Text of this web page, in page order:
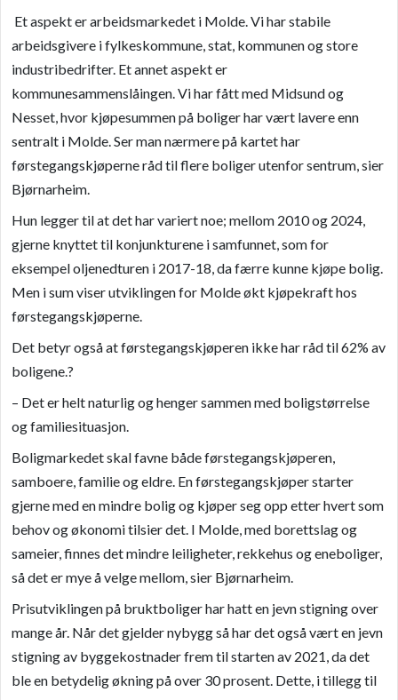
Et aspekt er arbeidsmarkedet i Molde. Vi har stabile
arbeidsgivere i fylkeskommune, stat, kommunen og store
industribedrifter. Et annet aspekt er
kommunesammenslåingen. Vi har fått med Midsund og
Nesset, hvor kjøpesummen på boliger har vært lavere enn
sentralt i Molde. Ser man nærmere på kartet har
førstegangskjøperne råd til flere boliger utenfor sentrum, sier
Bjørnarheim.
Hun legger til at det har variert noe; mellom 2010 og 2024,
gjerne knyttet til konjunkturene i samfunnet, som for
eksempel oljenedturen i 2017-18, da færre kunne kjøpe bolig.
Men i sum viser utviklingen for Molde økt kjøpekraft hos
førstegangskjøperne.
Det betyr også at førstegangskjøperen ikke har råd til 62% av
boligene.?
– Det er helt naturlig og henger sammen med boligstørrelse
og familiesituasjon.
Boligmarkedet skal favne både førstegangskjøperen,
samboere, familie og eldre. En førstegangskjøper starter
gjerne med en mindre bolig og kjøper seg opp etter hvert som
behov og økonomi tilsier det. I Molde, med borettslag og
sameier, finnes det mindre leiligheter, rekkehus og eneboliger,
så det er mye å velge mellom, sier Bjørnarheim.
Prisutviklingen på bruktboliger har hatt en jevn stigning over
mange år. Når det gjelder nybygg så har det også vært en jevn
stigning av byggekostnader frem til starten av 2021, da det
ble en betydelig økning på over 30 prosent. Dette, i tillegg til